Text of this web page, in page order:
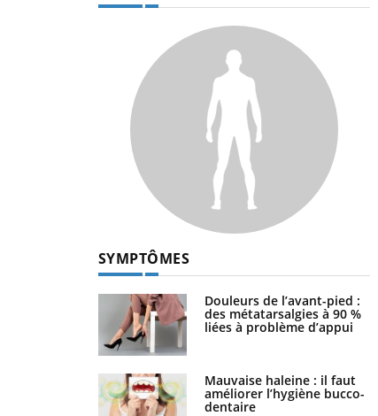
SYMPTÔMES
Douleurs de l’avant-pied :
des métatarsalgies à 90 %
liées à problème d’appui
Mauvaise haleine : il faut
améliorer l’hygiène bucco-
dentaire